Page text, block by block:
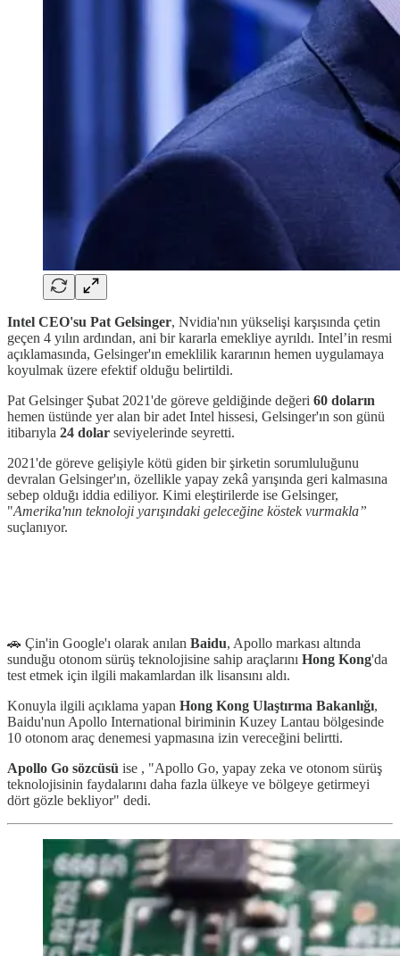
Intel CEO'su Pat Gelsinger, Nvidia'nın yükselişi karşısında çetin
geçen 4 yılın ardından, ani bir kararla emekliye ayrıldı. Intel’in resmi
açıklamasında, Gelsinger'ın emeklilik kararının hemen uygulamaya
koyulmak üzere efektif olduğu belirtildi.
Pat Gelsinger Şubat 2021'de göreve geldiğinde değeri 60 doların
hemen üstünde yer alan bir adet Intel hissesi, Gelsinger'ın son günü
itibarıyla 24 dolar seviyelerinde seyretti.
2021'de göreve gelişiyle kötü giden bir şirketin sorumluluğunu
devralan Gelsinger'ın, özellikle yapay zekâ yarışında geri kalmasına
sebep olduğı iddia ediliyor. Kimi eleştirilerde ise Gelsinger,
"Amerika'nın teknoloji yarışındaki geleceğine köstek vurmakla”
suçlanıyor.
🚗 Çin'in Google'ı olarak anılan Baidu, Apollo markası altında
sunduğu otonom sürüş teknolojisine sahip araçlarını Hong Kong'da
test etmek için ilgili makamlardan ilk lisansını aldı.
Konuyla ilgili açıklama yapan Hong Kong Ulaştırma Bakanlığı,
Baidu'nun Apollo International biriminin Kuzey Lantau bölgesinde
10 otonom araç denemesi yapmasına izin vereceğini belirtti.
Apollo Go sözcüsü ise , "Apollo Go, yapay zeka ve otonom sürüş
teknolojisinin faydalarını daha fazla ülkeye ve bölgeye getirmeyi
dört gözle bekliyor" dedi.